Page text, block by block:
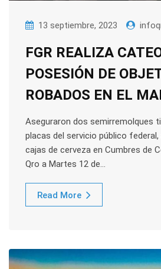
13 septiembre, 2023
FGR REALIZA
POSESIÓN DE
ROBADOS EN EL
Aseguraron dos semirremolques
placas del servicio público
cajas de cerveza en Cumbres de
Qro a Martes 12 de…
Read More